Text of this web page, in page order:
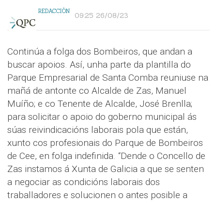
REDACCIÓN 09:25 26/08/23
Continúa a folga dos Bombeiros, que andan a
buscar apoios. Así, unha parte da plantilla do
Parque Empresarial de Santa Comba reuniuse na
mañá de antonte co Alcalde de Zas, Manuel
Muíño; e co Tenente de Alcalde, José Brenlla;
para solicitar o apoio do goberno municipal ás
súas reivindicacións laborais pola que están,
xunto cos profesionais do Parque de Bombeiros
de Cee, en folga indefinida. “Dende o Concello de
Zas instamos á Xunta de Galicia a que se senten
a negociar as condicións laborais dos
traballadores e solucionen o antes posible a